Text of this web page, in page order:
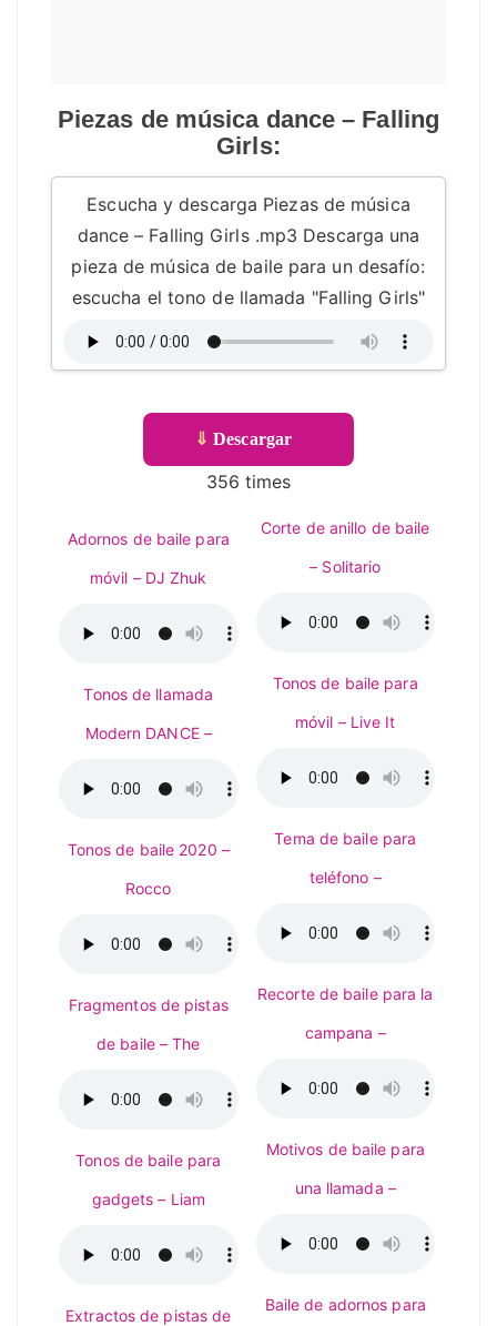
Piezas de música dance – Falling
Girls:
Escucha y descarga Piezas de música
dance – Falling Girls .mp3 Descarga una
pieza de música de baile para un desafío:
escucha el tono de llamada "Falling Girls"
⇓ Descargar
356 times
Adornos de baile para
móvil – DJ Zhuk
Tonos de llamada
Modern DANCE –
Tonos de baile 2020 –
Rocco
Fragmentos de pistas
de baile – The
Tonos de baile para
gadgets – Liam
Extractos de pistas de
Corte de anillo de baile
– Solitario
Tonos de baile para
móvil – Live It
Tema de baile para
teléfono –
Recorte de baile para la
campana –
Motivos de baile para
una llamada –
Baile de adornos para